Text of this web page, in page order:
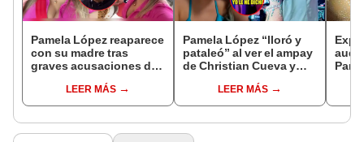
Pamela López reaparece
con su madre tras
graves acusaciones de
más damas como tú"
LEER MÁS
Pamela López “lloró y
pataleó” al ver el ampay
de Christian Cueva y
según nana
LEER MÁS